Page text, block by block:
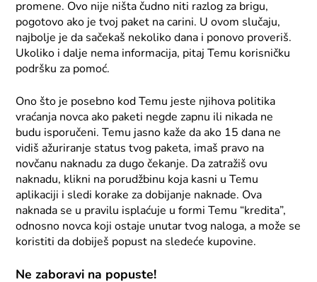
promene. Ovo nije ništa čudno niti razlog za brigu,
pogotovo ako je tvoj paket na carini. U ovom slučaju,
najbolje je da sačekaš nekoliko dana i ponovo proveriš.
Ukoliko i dalje nema informacija, pitaj Temu korisničku
podršku za pomoć.
Ono što je posebno kod Temu jeste njihova politika
vraćanja novca ako paketi negde zapnu ili nikada ne
budu isporučeni. Temu jasno kaže da ako 15 dana ne
vidiš ažuriranje status tvog paketa, imaš pravo na
novčanu naknadu za dugo čekanje. Da zatražiš ovu
naknadu, klikni na porudžbinu koja kasni u Temu
aplikaciji i sledi korake za dobijanje naknade. Ova
naknada se u pravilu isplaćuje u formi Temu “kredita”,
odnosno novca koji ostaje unutar tvog naloga, a može se
koristiti da dobiješ popust na sledeće kupovine.
Ne zaboravi na popuste!